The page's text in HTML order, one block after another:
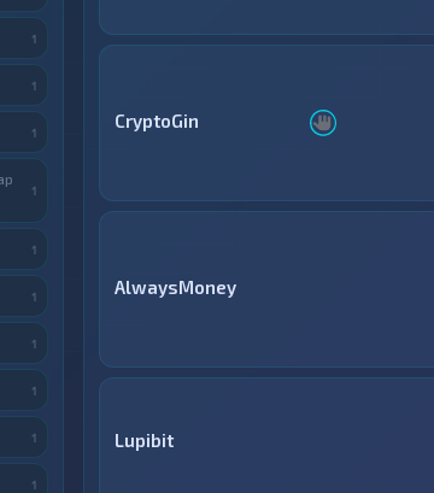
CryptoGin
AlwaysMoney
Lupibit
1
1
1
1
1
1
1
1
1
1